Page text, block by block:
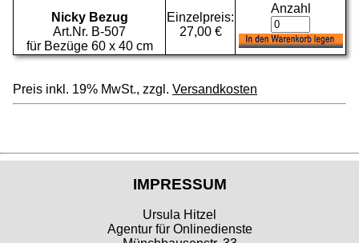
Nicky Bezug
Art.Nr. B-507
für Bezüge 60 x 40 cm
Einzelpreis:
27,00 €
Anzahl
Preis inkl. 19% MwSt., zzgl. Versandkosten
IMPRESSUM
Ursula Hitzel
Agentur für Onlinedienste